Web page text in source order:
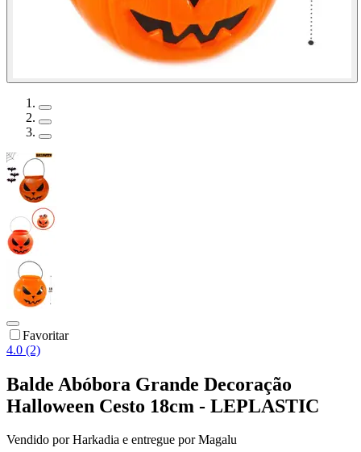
Favoritar
4.0 (2)
Balde Abóbora Grande Decoração
Halloween Cesto 18cm - LEPLASTIC
Vendido porHarkadia e entregue por Magalu